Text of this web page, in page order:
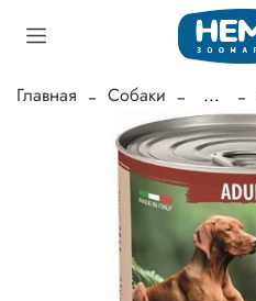
Главная Собаки ...